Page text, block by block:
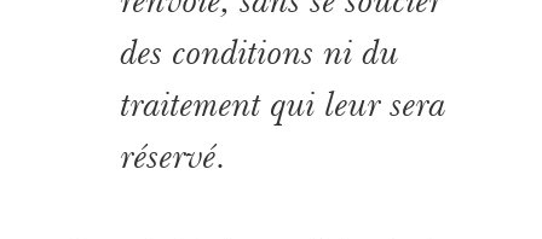
des conditions ni du
traitement qui leur sera
réservé.